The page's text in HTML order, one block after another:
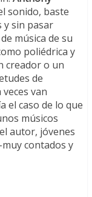
sonido, baste
y sin pasar
música de su
poliédrica y
creador o un
de
van
el caso de lo que
músicos
autor, jóvenes
contados y